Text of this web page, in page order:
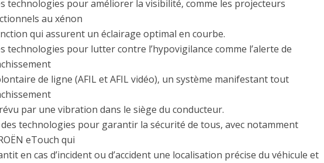
technologies pour améliorer la visibilité, comme les projecteurs
au xénon
qui assurent un éclairage optimal en courbe.
technologies pour lutter contre l’hypovigilance comme l’alerte de
de ligne (AFIL et AFIL vidéo), un système manifestant tout
par une vibration dans le siège du conducteur.
technologies pour garantir la sécurité de tous, avec notamment
eTouch qui
en cas d’incident ou d’accident une localisation précise du véhicule et